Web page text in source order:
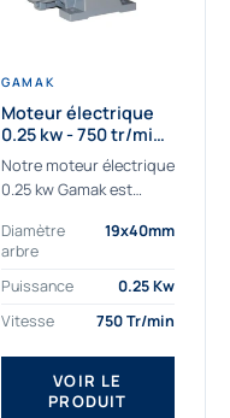
GAMAK
Moteur électrique
0.25 kw - 750 tr/min -
230/400V - IE2
Notre moteur électrique
0.25 kw Gamak est
aux applications
sévères. Nous
déterminons,
fournissons
des moteurs
asynchrones depuis de
nombreuses années....
Diamètre
arbre
19x40mm
Puissance
0.25 Kw
Vitesse
750 Tr/min
VOIR LE
PRODUIT